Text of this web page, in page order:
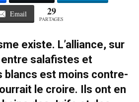
Email 29
PARTAGES
existe. L’alliance, sur
entre salafistes et
blancs est moins contre-
le croire. Ils ont en